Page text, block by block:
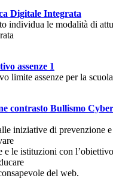
Digitale Integrata
individua le modalità di
assenze 1
limite assenze per la
contrasto Bullismo
iniziative di prevenzione
e le istituzioni con
del web.